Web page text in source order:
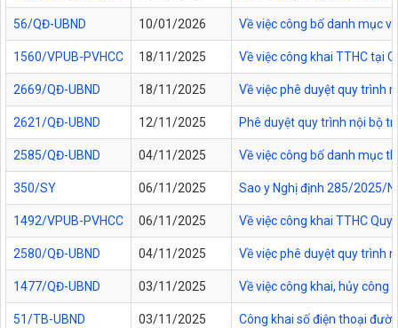
56/QĐ-UBND 10/01/2026 Về việc công bố danh mục
1560/VPUB-PVHCC 18/11/2025 Về việc công khai TTHC tại
2669/QĐ-UBND 18/11/2025 Về việc phê duyệt quy trình
2621/QĐ-UBND 12/11/2025 Phê duyệt quy trình nội bộ
2585/QĐ-UBND 04/11/2025 Về việc công bố danh mục
350/SY 06/11/2025 Sao y Nghị định 285/2025/
1492/VPUB-PVHCC 06/11/2025 Về việc công khai TTHC
2580/QĐ-UBND 04/11/2025 Về việc phê duyệt quy trình
1477/QĐ-UBND 03/11/2025 Về việc công khai, hủy công
51/TB-UBND 03/11/2025 Công khai số điện thoại